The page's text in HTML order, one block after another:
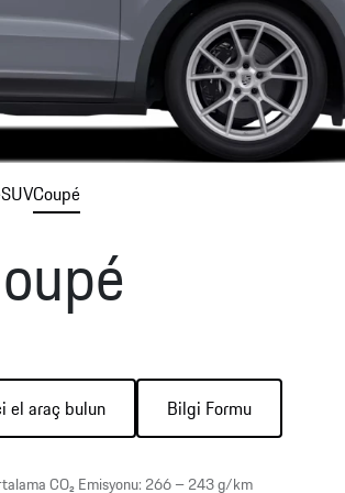
SUVCoupé
el araç bulun Bilgi Formu
CO₂ Emisyonu: 266 – 243 g/km